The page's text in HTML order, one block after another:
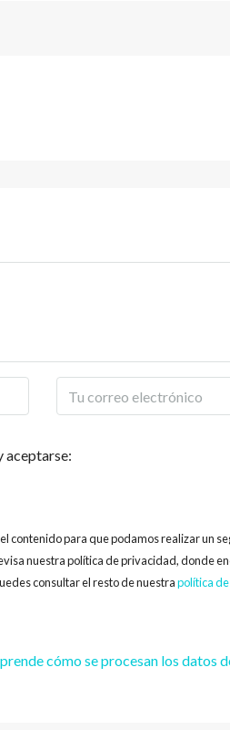
aceptarse:
contenido para que podamos realizar un
nuestra política de privacidad, donde
consultar el resto de nuestrapolítica
cómo se procesan los datos